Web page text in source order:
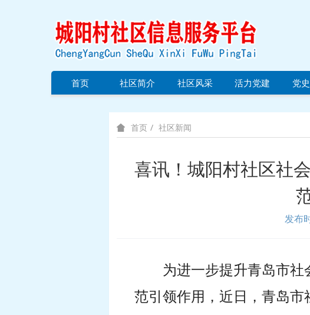
首页 社区简介 社区风采 活力党建 党
首页 社区新闻
喜讯！城阳村社区社
发布
为进一步提升青岛市
范引领作用，近日，青岛